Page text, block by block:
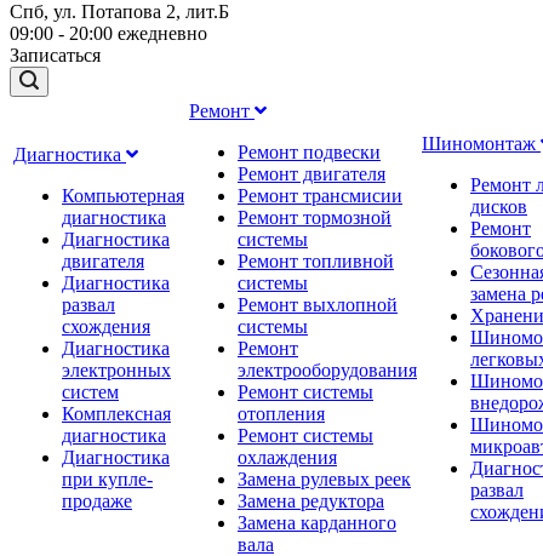
Спб, ул. Потапова 2, лит.Б
09:00 - 20:00 ежедневно
Записаться
Диагностика
Компьютерная
диагностика
Диагностика
двигателя
Диагностика
развал
схождения
Диагностика
электронных
систем
Комплексная
диагностика
Диагностика
при купле-
продаже
Ремонт
Ремонт подвески
Ремонт двигателя
Ремонт трансмисии
Ремонт тормозной
системы
Ремонт топливной
системы
Ремонт выхлопной
системы
Ремонт
электрооборудования
Ремонт системы
отопления
Ремонт системы
охлаждения
Замена рулевых реек
Замена редуктора
Замена карданного
вала
Шиномонтаж
Ремонт
дисков
Ремонт
замена
развал